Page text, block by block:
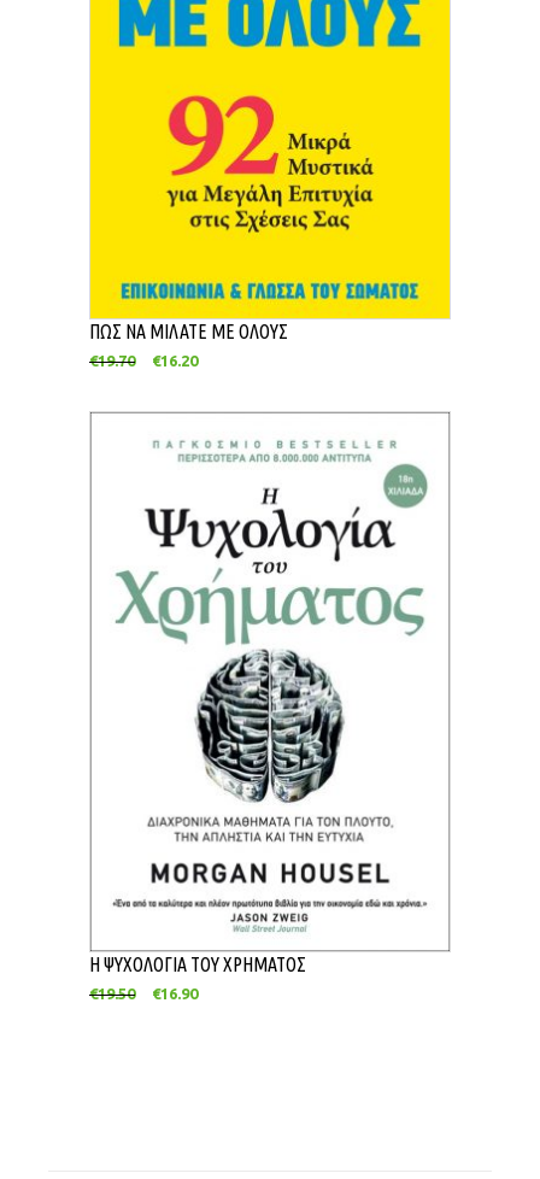
ΠΩΣ ΝΑ ΜΙΛΑΤΕ ΜΕ ΟΛΟΥΣ
€19.70 €16.20
Η ΨΥΧΟΛΟΓΙΑ ΤΟΥ ΧΡΗΜΑΤΟΣ
€19.50 €16.90